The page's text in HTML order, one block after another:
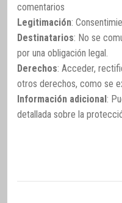
comentarios
Legitimación:
Destinatarios: No se
por una obligación legal.
Derechos: Acceder,
otros derechos, como se
Información adicional :
detallada sobre la